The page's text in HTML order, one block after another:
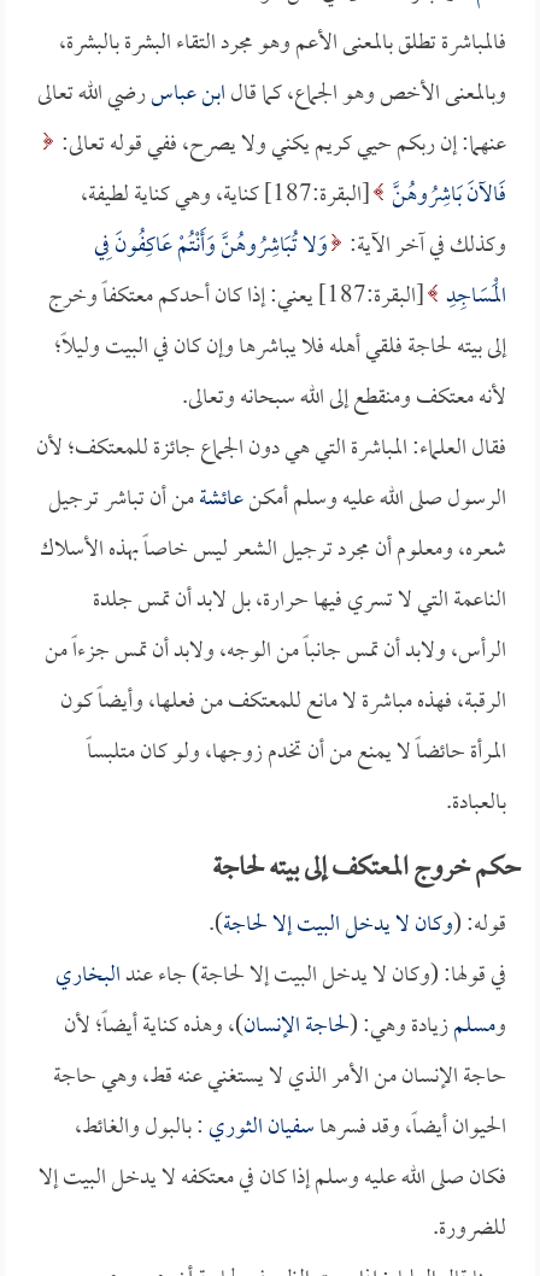
فالمباشرة تطلق بالمعنى الأعم وهو مجرد التقاء البشرة بالبشرة،
وبالمعنى الأخص وهو الجماع، كما قالابن عباسرضي الله تعالى
عنهما: إن ربكم حيي كريم يكني ولا يصرح، ففي قوله تعالى:
فَالآنَ بَاشِرُوهُنَّ
[البقرة:187] كناية، وهي كناية لطيفة،
وكذلك في آخر الآية: وَلا تُبَاشِرُوهُنَّ وَأَنْتُمْ عَاكِفُونَ فِي
الْمَسَاجِدِ
[البقرة:187] يعني: إذا كان أحدكم معتكفاً وخرج
إلى بيته لحاجة فلقي أهله فلا يباشرها وإن كان في البيت وليلاً؛
لأنه معتكف ومنقطع إلى الله سبحانه وتعالى.
فقال العلماء: المباشرة التي هي دون الجماع جائزة للمعتكف؛ لأن
الرسول صلى الله عليه وسلم أمكنعائشةمن أن تباشر ترجيل
شعره، ومعلوم أن مجرد ترجيل الشعر ليس خاصاً بهذه الأسلاك
الناعمة التي لا تسري فيها حرارة، بل لابد أن تمس جلدة
الرأس، ولابد أن تمس جانباً من الوجه، ولابد أن تمس جزءاً من
الرقبة، فهذه مباشرة لا مانع للمعتكف من فعلها، وأيضاً كون
المرأة حائضاً لا يمنع من أن تخدم زوجها، ولو كان متلبساً
بالعبادة.
حكم خروج المعتكف إلى بيته لحاجة
قوله: (وكان لا يدخل البيت إلا لحاجة).
في قولها: (وكان لا يدخل البيت إلا لحاجة) جاء عندالبخاري
ومسلمزيادة وهي: (لحاجة الإنسان)، وهذه كناية أيضاً؛ لأن
حاجة الإنسان من الأمر الذي لا يستغني عنه قط، وهي حاجة
الحيوان أيضاً، وقد فسرهاسفيان الثوري: بالبول والغائط،
فكان صلى الله عليه وسلم إذا كان في معتكفه لا يدخل البيت إلا
للضرورة.